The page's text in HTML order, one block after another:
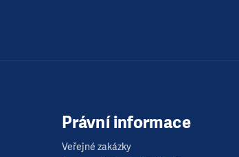
Právní informace
Veřejné zakázky